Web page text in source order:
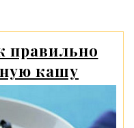
правильно
кашу